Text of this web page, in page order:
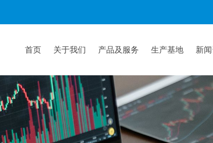
首页 关于我们 产品及服务 生产基地 新